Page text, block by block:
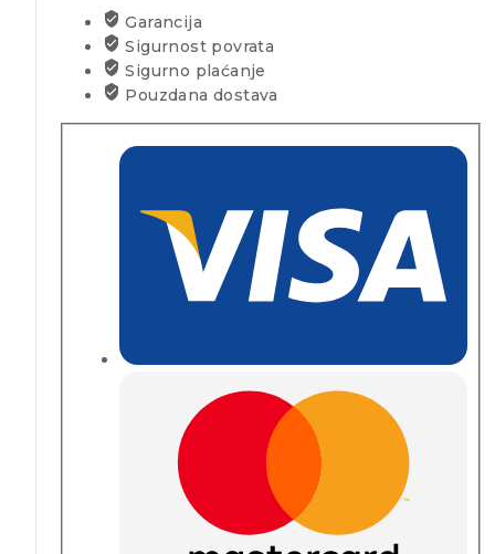
Garancija
Sigurnost povrata
Sigurno plaćanje
Pouzdana dostava